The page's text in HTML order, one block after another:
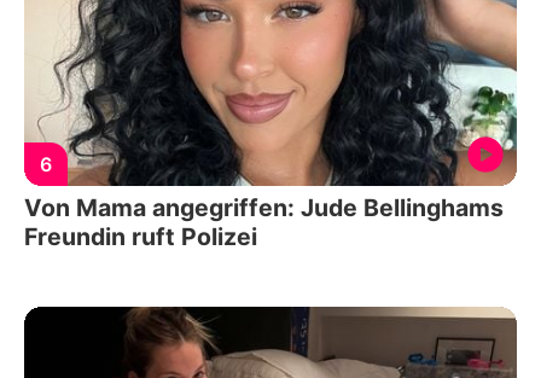
6
Von Mama angegriffen: Jude Bellinghams
Freundin ruft Polizei